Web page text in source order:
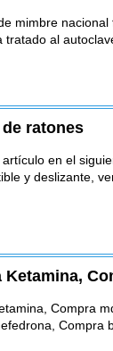
mimbre
tratado al
ratones
en el
y deslizante,
Ketamina,
Compra
Compra